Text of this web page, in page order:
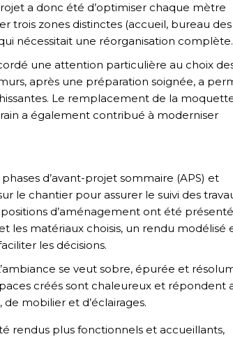
a donc été d’optimiser chaque mètre
trois zones distinctes (accueil, bureau des
nécessitait une réorganisation complète.
une attention particulière au choix
après une préparation soignée, a
Le remplacement de la
a également contribué à moderniser
d’avant-projet sommaire (APS) et
le chantier pour assurer le suivi des
d’aménagement ont été
les matériaux choisis, un rendu modélisé
les décisions.
se veut sobre, épurée et
créés sont chaleureux et répondent
mobilier et d’éclairages.
rendus plus fonctionnels et accueillants,